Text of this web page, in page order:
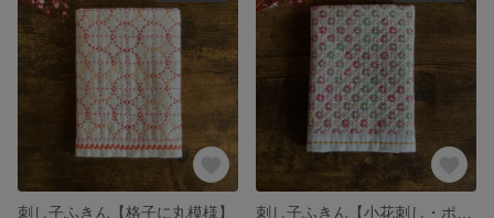
刺し子ふきん【格子に丸模様】